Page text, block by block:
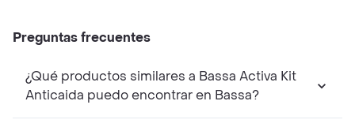
Preguntas frecuentes
¿Qué productos similares a Bassa Activa Kit
Anticaida puedo encontrar en Bassa?